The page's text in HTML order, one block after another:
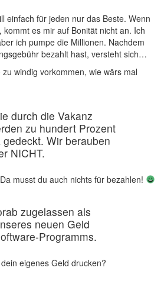
einfach für jeden nur das Beste. Wenn
es mir auf Bonität nicht an. Ich
ich pumpe die Millionen. Nachdem
bezahlt hast, versteht sich…
windig vorkommen, wie wärs mal
durch die Vakanz
zu hundert Prozent
Wir berauben
NICHT.
musst du auch nichts für bezahlen!
zugelassen als
neuen Geld
Programms.
eigenes Geld drucken?